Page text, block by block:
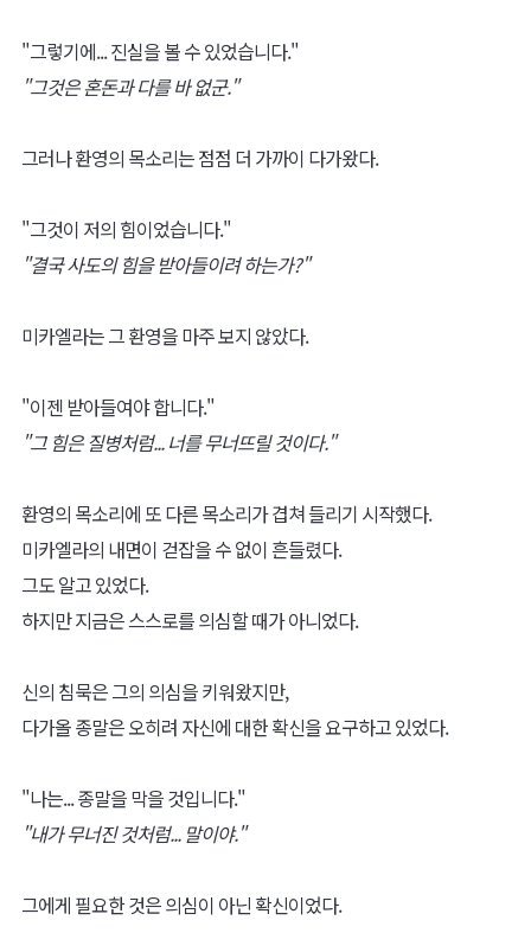
"그렇기에... 진실을 볼 수 있었습니다."
"그것은 혼돈과 다를 바 없군."
그러나 환영의 목소리는 점점 더 가까이 다가왔다.
"그것이 저의 힘이었습니다."
"결국 사도의 힘을 받아들이려 하는가?"
미카엘라는 그 환영을 마주 보지 않았다.
"이젠 받아들여야 합니다."
"그 힘은 질병처럼... 너를 무너뜨릴 것이다."
환영의 목소리에 또 다른 목소리가 겹쳐 들리기 시작했다.
미카엘라의 내면이 걷잡을 수 없이 흔들렸다.
그도 알고 있었다.
하지만 지금은 스스로를 의심할 때가 아니었다.
신의 침묵은 그의 의심을 키워왔지만,
다가올 종말은 오히려 자신에 대한 확신을 요구하고 있었다.
"나는... 종말을 막을 것입니다."
"내가 무너진 것처럼... 말이야."
그에게 필요한 것은 의심이 아닌 확신이었다.